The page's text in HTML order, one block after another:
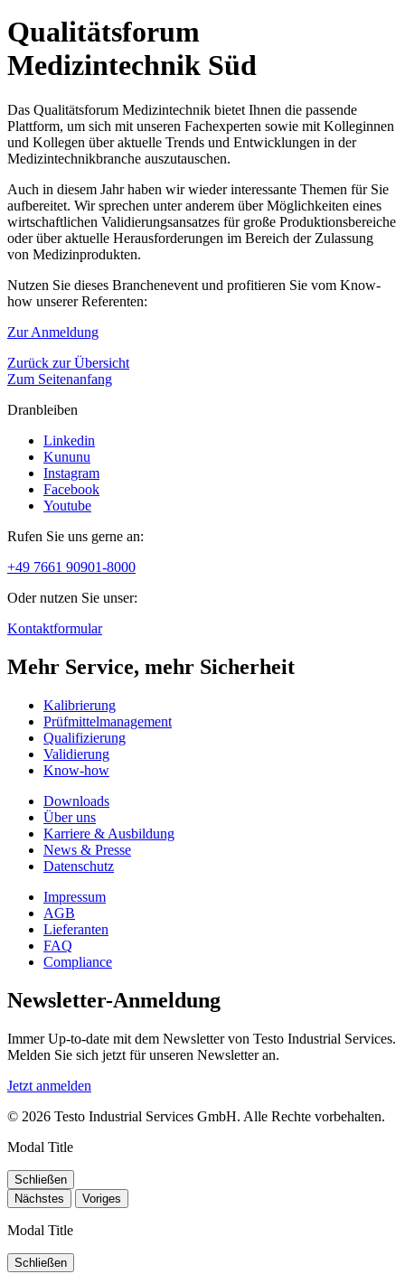
Qualitätsforum
Medizintechnik Süd
Das Qualitätsforum Medizintechnik bietet Ihnen die passende
Plattform, um sich mit unseren Fachexperten sowie mit Kolleginnen
und Kollegen über aktuelle Trends und Entwicklungen in der
Medizintechnikbranche auszutauschen.
Auch in diesem Jahr haben wir wieder interessante Themen für Sie
aufbereitet. Wir sprechen unter anderem über Möglichkeiten eines
wirtschaftlichen Validierungsansatzes für große Produktionsbereiche
oder über aktuelle Herausforderungen im Bereich der Zulassung
von Medizinprodukten.
Nutzen Sie dieses Branchenevent und profitieren Sie vom Know-
how unserer Referenten:
Zur Anmeldung
Zurück zur Übersicht
Zum Seitenanfang
Dranbleiben
Linkedin
Kununu
Instagram
Facebook
Youtube
Rufen Sie uns gerne an:
+49 7661 90901-8000
Oder nutzen Sie unser:
Kontaktformular
Mehr Service, mehr Sicherheit
Kalibrierung
Prüfmittelmanagement
Qualifizierung
Validierung
Know-how
Downloads
Über uns
Karriere & Ausbildung
News & Presse
Datenschutz
Impressum
AGB
Lieferanten
FAQ
Compliance
Newsletter-Anmeldung
Immer Up-to-date mit dem Newsletter von Testo Industrial Services.
Melden Sie sich jetzt für unseren Newsletter an.
Jetzt anmelden
© 2026 Testo Industrial Services GmbH. Alle Rechte vorbehalten.
Modal Title
Schließen
Nächstes
Voriges
Modal Title
Schließen